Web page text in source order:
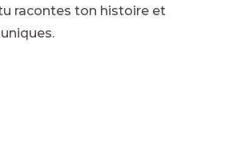
racontes ton histoire et